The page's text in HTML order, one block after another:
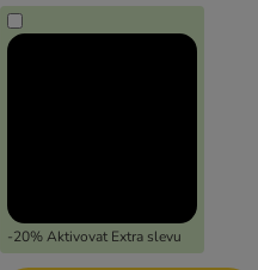
-20% Aktivovat Extra slevu